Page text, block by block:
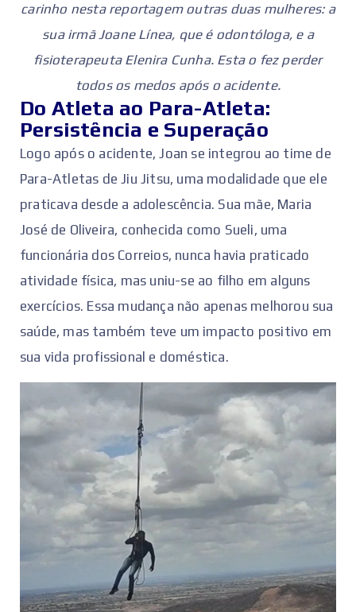
carinho nesta reportagem outras duas mulheres: a
sua irmã Joane Línea, que é odontóloga, e a
fisioterapeuta Elenira Cunha. Esta o fez perder
todos os medos após o acidente.
Do Atleta ao Para-Atleta:
Persistência e Superação
Logo após o acidente, Joan se integrou ao time de
Para-Atletas de Jiu Jitsu, uma modalidade que ele
praticava desde a adolescência. Sua mãe, Maria
José de Oliveira, conhecida como Sueli, uma
funcionária dos Correios, nunca havia praticado
atividade física, mas uniu-se ao filho em alguns
exercícios. Essa mudança não apenas melhorou sua
saúde, mas também teve um impacto positivo em
sua vida profissional e doméstica.